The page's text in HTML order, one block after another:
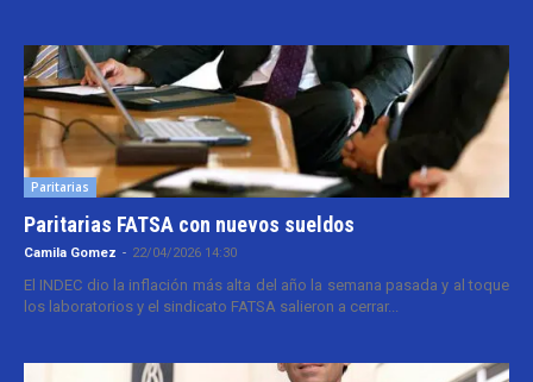
Paritarias
Paritarias FATSA con nuevos sueldos
Camila Gomez - 22/04/2026 14:30
El INDEC dio la inflación más alta del año la semana pasada y al toque
los laboratorios y el sindicato FATSA salieron a cerrar...